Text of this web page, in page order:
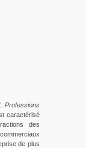
Professions
caractérisé
des
de plus